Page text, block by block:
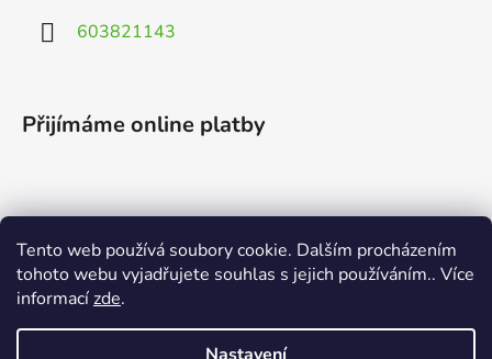
Tento web používá soubory cookie. Dalším procházením
tohoto webu vyjadřujete souhlas s jejich používáním.. Více
informacízde.
603821143
Přijímáme online platby
Vyhledávání
HLEDAT